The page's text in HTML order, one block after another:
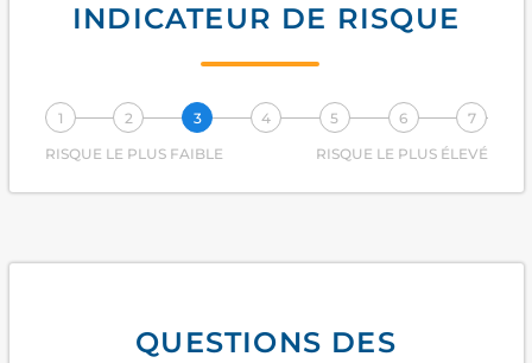
INDICATEUR DE RISQUE
1 2 3 4 5 6
7
RISQUE LE PLUS FAIBLE
RISQUE LE PLUS ÉLEVÉ
QUESTIONS DES